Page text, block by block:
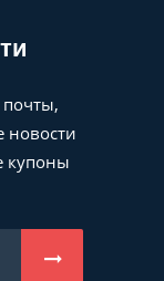
почты,
новости
купоны